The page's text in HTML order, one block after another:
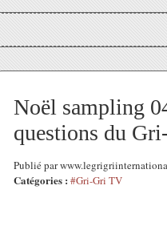
Noël sampling
questions du
Publié par
Catégories : #Gri-Gri TV